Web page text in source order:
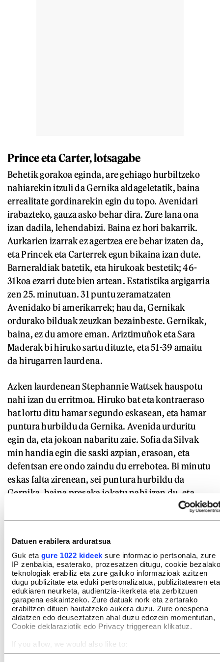
Datuen erabilera arduratsua
Guk eta gure 1022 kideek sure informacio pertsonala, zure
IP zenbakia, esaterako, prozesatzen ditugu, cookie bezalako
teknologiak erabiliz eta zure gailuko informazioak azitzen
dugu publizitate eta eduki pertsonalizatua, publizitatearen eta
edukiaren neurketa, audientzia-ikerketa eta zerbitzuen
garapena eskaintzeko. Zure datuak nork eta zertarako
erabiltzen dituen hautatzeko aukera duzu. Zure onespena
aldatzen edo deuseztatzen ahal duzu edozein momentutan,
Cookie deklaraziotik edo Privacy triggerean klikatuz.
If you allow, we would also like to:
Collect information about your geographical location
Prince eta Carter, lotsagabe
Behetik gorakoa eginda, are gehiago hurbiltzeko
nahiarekin itzuli da Gernika aldageletatik, baina
errealitate gordinarekin egin du topo. Avenidari
irabazteko, gauza asko behar dira. Zure lana ona
izan dadila, lehendabizi. Baina ez hori bakarrik.
Aurkarien izarrak ez agertzea ere behar izaten da,
eta Princek eta Carterrek egun bikaina izan dute.
Barneraldiak batetik, eta hirukoak bestetik; 46-
31koa ezarri dute bien artean. Estatistika argigarria
zen 25. minutuan. 31 puntu zeramatzaten
Avenidako bi amerikarrek; hau da, Gernikak
ordurako bilduak zeuzkan bezainbeste. Gernikak,
baina, ez du amore eman. Ariztimuñok eta Sara
Maderak bi hiruko sartu dituzte, eta 51-39 amaitu
da hirugarren laurdena.
Azken laurdenean Stephannie Wattsek hauspotu
nahi izan du erritmoa. Hiruko bat eta kontraeraso
bat lortu ditu hamar segundo eskasean, eta hamar
puntura hurbildu da Gernika. Avenida urduritu
egin da, eta jokoan nabaritu zaie. Sofia da Silvak
min handia egin die saski azpian, erasoan, eta
defentsan ere ondo zaindu du errebotea. Bi minutu
eskas falta zirenean, sei puntura hurbildu da
Gernika, baina presaka jokatu nahi izan du, eta
hiru baloi galdu ditu jarraian. Avenidak ondo
kudeatu du aldea, eta 66-56 amaitu da neurketa.